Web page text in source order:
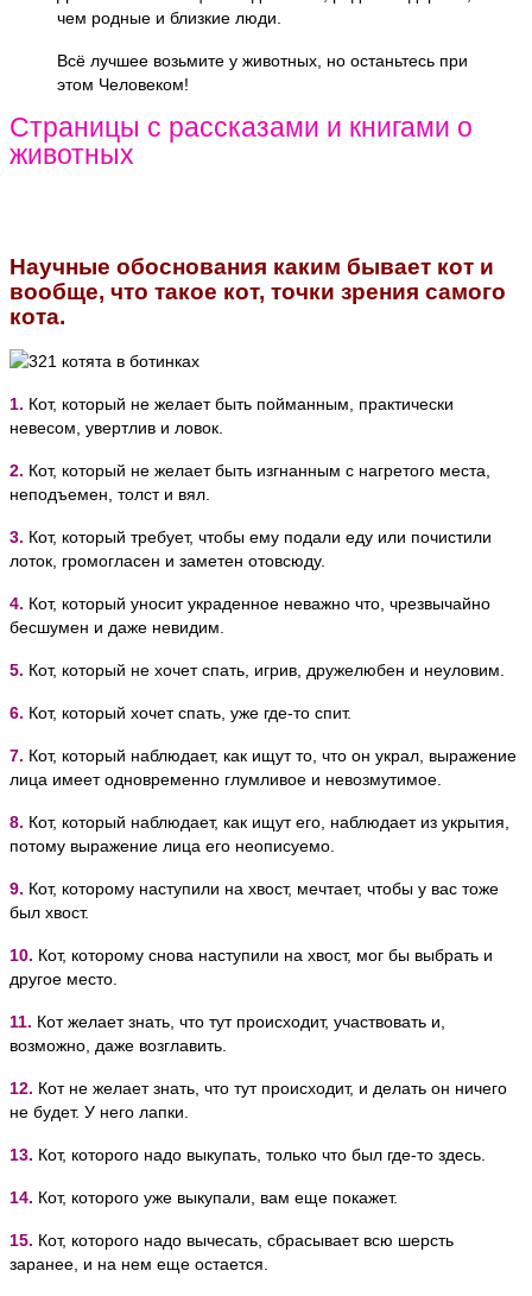
чем родные и близкие люди.
Всё лучшее возьмите у животных, но останьтесь при
этом Человеком!
Страницы с рассказами и книгами о
животных
Научные обоснования каким бывает кот и
вообще, что такое кот, точки зрения самого
кота.
1. Кот, который не желает быть пойманным, практически
невесом, увертлив и ловок.
2. Кот, который не желает быть изгнанным с нагретого места,
неподъемен, толст и вял.
3. Кот, который требует, чтобы ему подали еду или почистили
лоток, громогласен и заметен отовсюду.
4. Кот, который уносит украденное неважно что, чрезвычайно
бесшумен и даже невидим.
5. Кот, который не хочет спать, игрив, дружелюбен и неуловим.
6. Кот, который хочет спать, уже где-то спит.
7. Кот, который наблюдает, как ищут то, что он украл, выражение
лица имеет одновременно глумливое и невозмутимое.
8. Кот, который наблюдает, как ищут его, наблюдает из укрытия,
потому выражение лица его неописуемо.
9. Кот, которому наступили на хвост, мечтает, чтобы у вас тоже
был хвост.
10. Кот, которому снова наступили на хвост, мог бы выбрать и
другое место.
11. Кот желает знать, что тут происходит, участвовать и,
возможно, даже возглавить.
12. Кот не желает знать, что тут происходит, и делать он ничего
не будет. У него лапки.
13. Кот, которого надо выкупать, только что был где-то здесь.
14. Кот, которого уже выкупали, вам еще покажет.
15. Кот, которого надо вычесать, сбрасывает всю шерсть
заранее, и на нем еще остается.